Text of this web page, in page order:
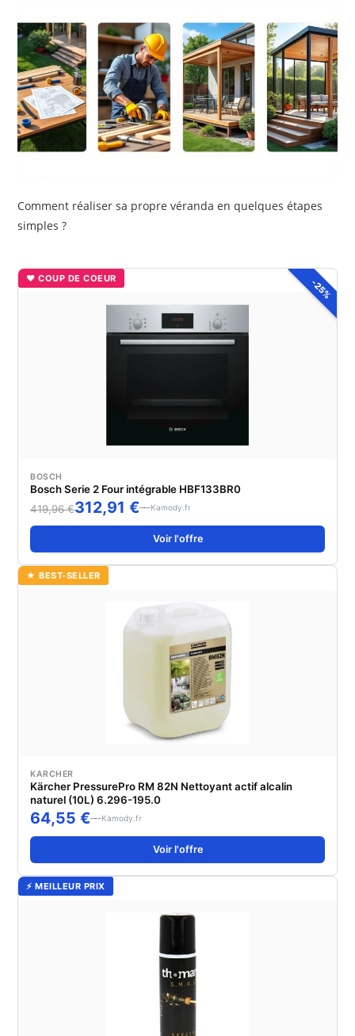
Comment réaliser sa propre véranda en quelques étapes
simples ?
-25%
♥ COUP DE COEUR
BOSCH
Bosch Serie 2 Four intégrable HBF133BR0
419,96 €312,91 € Kamody.fr
Voir l'offre
★ BEST-SELLER
KARCHER
Kärcher PressurePro RM 82N Nettoyant actif alcalin
naturel (10L) 6.296-195.0
64,55 € Kamody.fr
Voir l'offre
⚡ MEILLEUR PRIX